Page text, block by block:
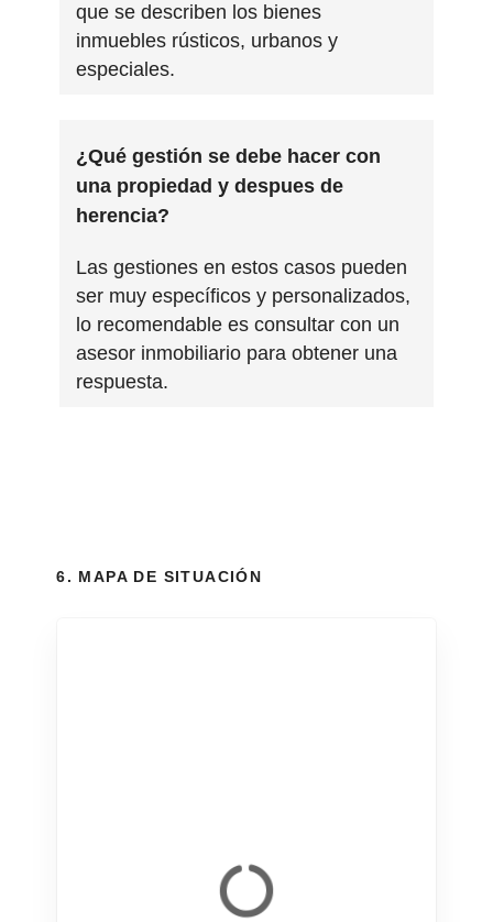
que se describen los bienes
inmuebles rústicos, urbanos y
especiales.
¿Qué gestión se debe hacer con
una propiedad y despues de
herencia?
Las gestiones en estos casos pueden
ser muy específicos y personalizados,
lo recomendable es consultar con un
asesor inmobiliario para obtener una
respuesta.
6. MAPA DE SITUACIÓN